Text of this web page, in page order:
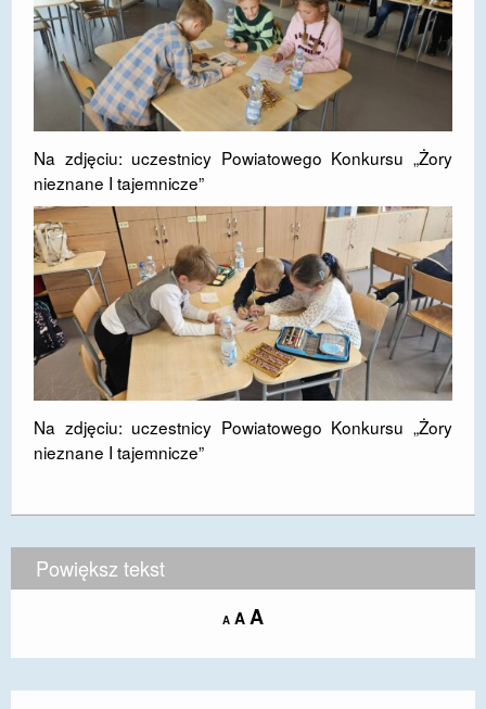
Na zdjęciu: uczestnicy Powiatowego Konkursu „Żory
nieznane I tajemnicze”
Na zdjęciu: uczestnicy Powiatowego Konkursu „Żory
nieznane I tajemnicze”
Powiększ tekst
A Decrease
size.
A Reset
size.
AIncrease
size.